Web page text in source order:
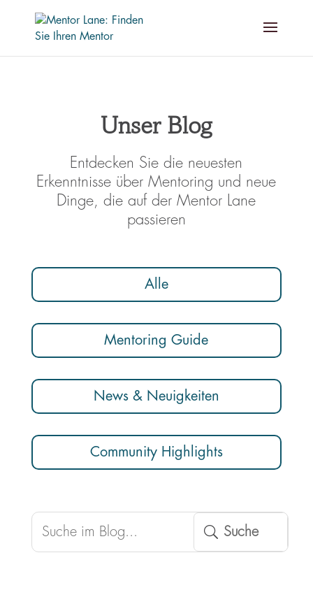
Unser Blog
Entdecken Sie die neuesten
Erkenntnisse über Mentoring und neue
Dinge, die auf der Mentor Lane
passieren
Alle
Mentoring Guide
News & Neuigkeiten
Community Highlights